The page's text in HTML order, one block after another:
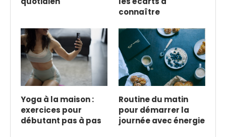
connaître
Yoga à la maison :
exercices pour
débutant pas à pas
Routine du matin
pour démarrer la
journée avec énergie